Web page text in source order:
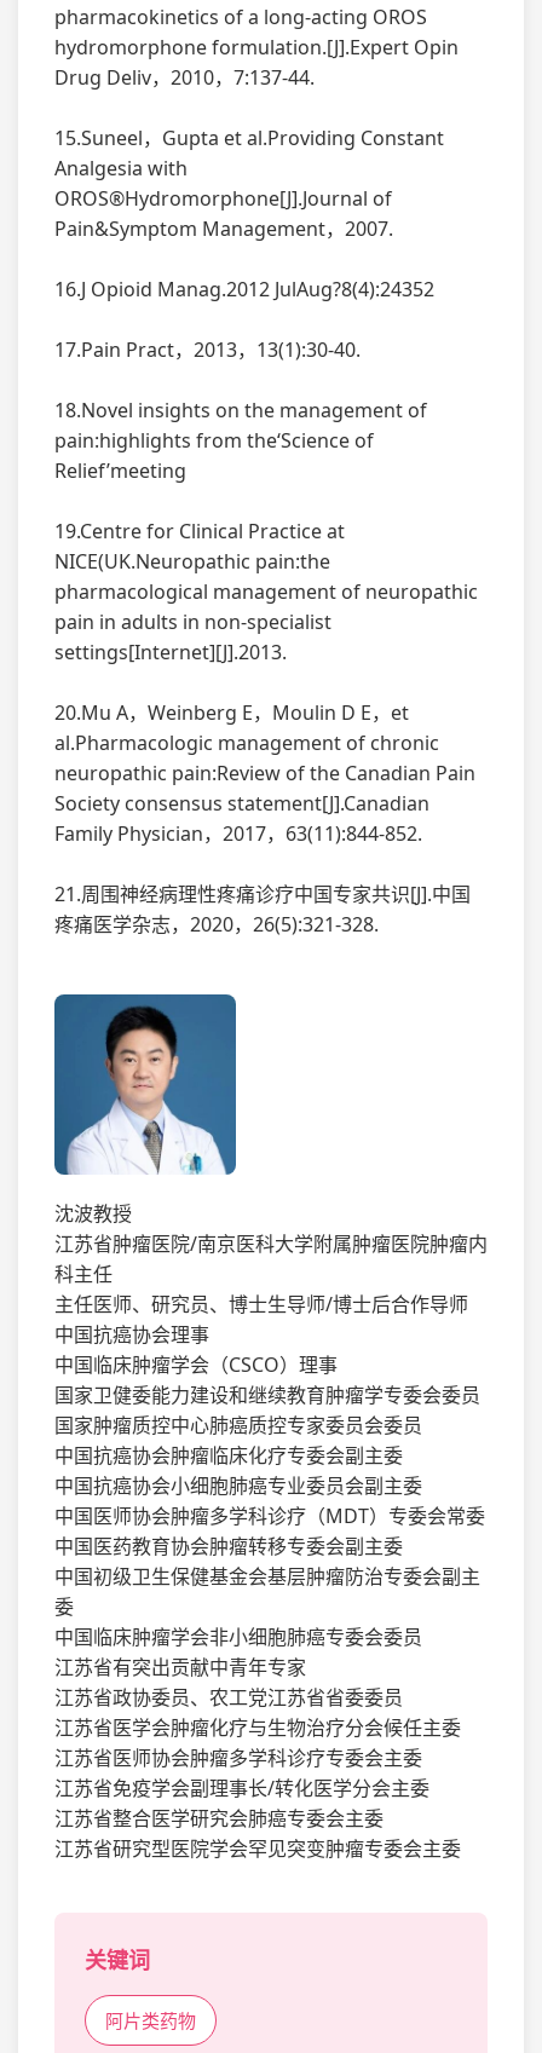
pharmacokinetics of a long-acting OROS
hydromorphone formulation.[J].Expert Opin
Drug Deliv，2010，7:137-44.
15.Suneel，Gupta et al.Providing Constant
Analgesia with
OROS®Hydromorphone[J].Journal of
Pain&Symptom Management，2007.
16.J Opioid Manag.2012 Jul­Aug?8(4):243­52
17.Pain Pract，2013，13(1):30-40.
18.Novel insights on the management of
pain:highlights from the‘Science of
Relief’meeting
19.Centre for Clinical Practice at
NICE(UK.Neuropathic pain:the
pharmacological management of neuropathic
pain in adults in non-specialist
settings[Internet][J].2013.
20.Mu A，Weinberg E，Moulin D E，et
al.Pharmacologic management of chronic
neuropathic pain:Review of the Canadian Pain
Society consensus statement[J].Canadian
Family Physician，2017，63(11):844-852.
21.周围神经病理性疼痛诊疗中国专家共识[J].中国
疼痛医学杂志，2020，26(5):321-328.
沈波教授
江苏省肿瘤医院/南京医科大学附属肿瘤医院肿瘤内
科主任
主任医师、研究员、博士生导师/博士后合作导师
中国抗癌协会理事
中国临床肿瘤学会（CSCO）理事
国家卫健委能力建设和继续教育肿瘤学专委会委员
国家肿瘤质控中心肺癌质控专家委员会委员
中国抗癌协会肿瘤临床化疗专委会副主委
中国抗癌协会小细胞肺癌专业委员会副主委
中国医师协会肿瘤多学科诊疗（MDT）专委会常委
中国医药教育协会肿瘤转移专委会副主委
中国初级卫生保健基金会基层肿瘤防治专委会副主
委
中国临床肿瘤学会非小细胞肺癌专委会委员
江苏省有突出贡献中青年专家
江苏省政协委员、农工党江苏省省委委员
江苏省医学会肿瘤化疗与生物治疗分会候任主委
江苏省医师协会肿瘤多学科诊疗专委会主委
江苏省免疫学会副理事长/转化医学分会主委
江苏省整合医学研究会肺癌专委会主委
江苏省研究型医院学会罕见突变肿瘤专委会主委
关键词
阿片类药物